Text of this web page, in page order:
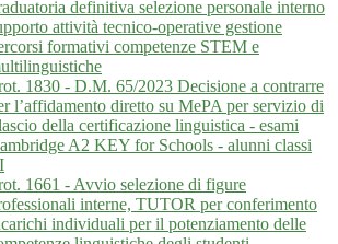
definitiva selezione personale interno
attività tecnico-operative gestione
formativi competenze STEM e
1830 - D.M. 65/2023 Decisione a contrarre
l’affidamento diretto su MePA per servizio di
della certificazione linguistica - esami
A2 KEY for Schools - alunni classi
1661 - Avvio selezione di figure
interne, TUTOR per conferimento
individuali per il potenziamento delle